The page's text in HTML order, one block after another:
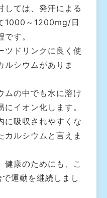
しては、発汗による
1000～1200mg/日
す。
ツドリンクに良く使
ルシウムがありま
ムの中でも水に溶け
イオン化します。
に吸収されやすくな
カルシウムと言えま
健康のためにも、こ
運動を継続しまし